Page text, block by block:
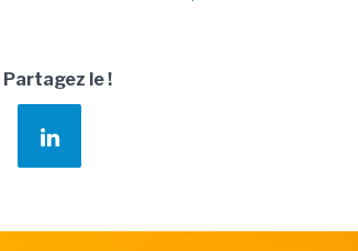
Partagez le !